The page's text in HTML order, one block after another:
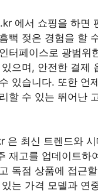
에서 쇼핑을 하면
뻑 젖은 경험을 할
터페이스로 광범위
으며, 안전한 결제
있습니다. 또한 언
할 수 있는 뛰어난
은 최신 트렌드와
재고를 업데이트하
독점 상품에 접근
는 가격 모델과 연